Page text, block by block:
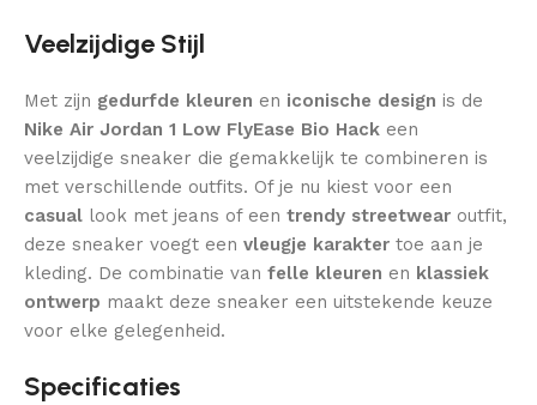
Veelzijdige Stijl
Met zijn gedurfde kleuren en iconische design is de
Nike Air Jordan 1 Low FlyEase Bio Hack een
veelzijdige sneaker die gemakkelijk te combineren is
met verschillende outfits. Of je nu kiest voor een
casual look met jeans of een trendy streetwear outfit,
deze sneaker voegt een vleugje karakter toe aan je
kleding. De combinatie van felle kleuren en klassiek
ontwerp maakt deze sneaker een uitstekende keuze
voor elke gelegenheid.
Specificaties